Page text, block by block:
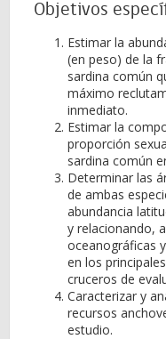
Objetivos
Estimar la
(en peso) de la
sardina común
máximo
inmediato.
Estimar la
proporción
sardina común
Determinar las
de ambas
abundancia
y relacionando,
oceanográficas
en los
cruceros de
Caracterizar y
recursos
estudio.